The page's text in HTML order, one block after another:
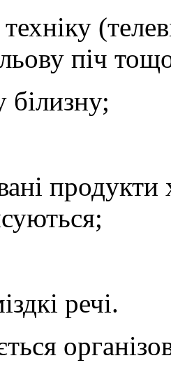
піч
білизну;
речі.